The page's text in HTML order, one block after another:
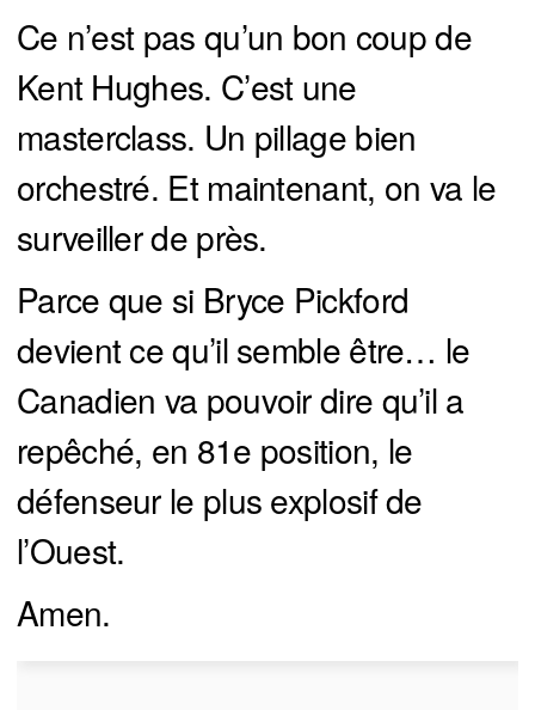
Ce n’est pas qu’un bon coup de
Kent Hughes. C’est une
masterclass. Un pillage bien
orchestré. Et maintenant, on va le
surveiller de près.
Parce que si Bryce Pickford
devient ce qu’il semble être… le
Canadien va pouvoir dire qu’il a
repêché, en 81e position, le
défenseur le plus explosif de
l’Ouest.
Amen.